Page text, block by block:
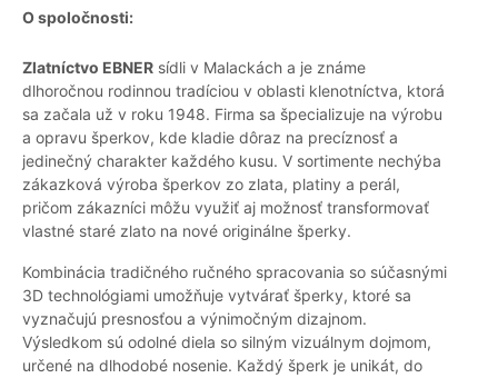
O spoločnosti:
Zlatníctvo EBNER sídli v Malackách a je známe
dlhoročnou rodinnou tradíciou v oblasti klenotníctva, ktorá
sa začala už v roku 1948. Firma sa špecializuje na výrobu
a opravu šperkov, kde kladie dôraz na precíznosť a
jedinečný charakter každého kusu. V sortimente nechýba
zákazková výroba šperkov zo zlata, platiny a perál,
pričom zákazníci môžu využiť aj možnosť transformovať
vlastné staré zlato na nové originálne šperky.
Kombinácia tradičného ručného spracovania so súčasnými
3D technológiami umožňuje vytvárať šperky, ktoré sa
vyznačujú presnosťou a výnimočným dizajnom.
Výsledkom sú odolné diela so silným vizuálnym dojmom,
určené na dlhodobé nosenie. Každý šperk je unikát, do